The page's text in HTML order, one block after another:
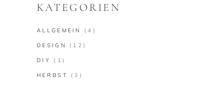
KATEGORIEN
ALLGEMEIN (4)
DESIGN (12)
DIY (1)
HERBST (3)